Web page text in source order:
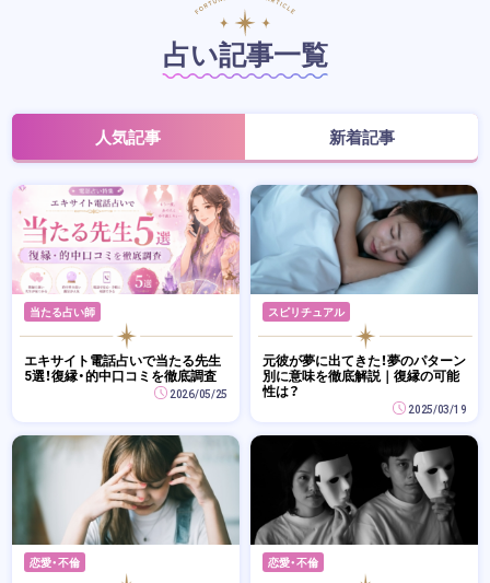
占い記事一覧
人気記事 新着記事
当たる占い師
エキサイト電話占いで当たる先生
5選！復縁・的中口コミを徹底調査
2026/05/25
スピリチュアル
元彼が夢に出てきた！夢のパターン
別に意味を徹底解説｜復縁の可能
性は？
2025/03/19
恋愛・不倫 恋愛・不倫